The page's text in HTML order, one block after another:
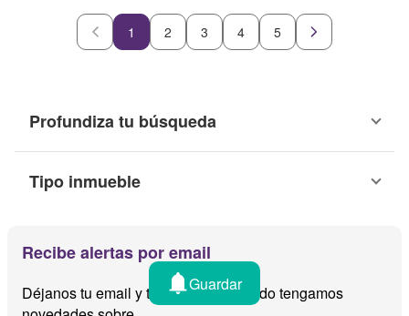
1 2 3 4 5
Profundiza tu búsqueda
Tipo inmueble
Recibe alertas por email
Déjanos tu email y te avisamos cuando tengamos
Guardar